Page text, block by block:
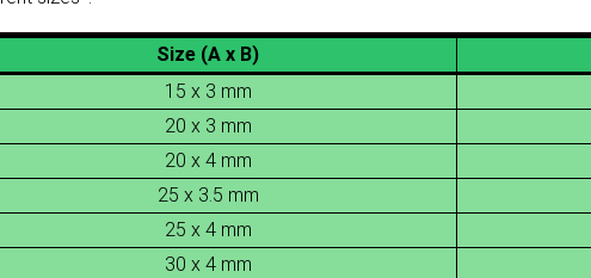
Size (A x B)
15 x 3 mm
20 x 3 mm
20 x 4 mm
25 x 3.5 mm
25 x 4 mm
30 x 4 mm